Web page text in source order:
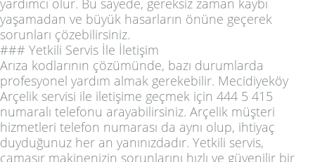
yardımcı olur. Bu sayede, gereksiz zaman kaybı
yaşamadan ve büyük hasarların önüne geçerek
sorunları çözebilirsiniz.
### Yetkili Servis İle İletişim
Arıza kodlarının çözümünde, bazı durumlarda
profesyonel yardım almak gerekebilir. Mecidiyeköy
Arçelik servisi ile iletişime geçmek için 444 5 415
numaralı telefonu arayabilirsiniz. Arçelik müşteri
hizmetleri telefon numarası da aynı olup, ihtiyaç
duyduğunuz her an yanınızdadır. Yetkili servis,
çamaşır makinenizin sorunlarını hızlı ve güvenilir bir